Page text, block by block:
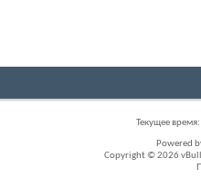
Текущее время:
Powered
Copyright © 2026